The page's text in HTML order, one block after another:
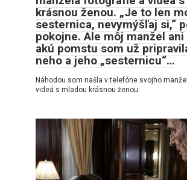
krásnou ženou. „Je to len
sesternica, nevymýšľaj si,“
pokojne. Ale môj manžel
akú pomstu som už
neho a jeho „sesternicu“…
Náhodou som našla v telefóne svojho
videá s mladou krásnou ženou.